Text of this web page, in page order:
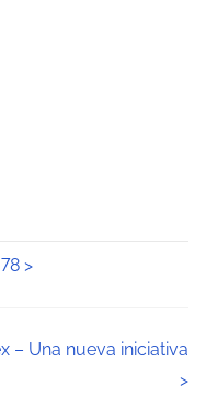
>
– Una nueva iniciativa
>